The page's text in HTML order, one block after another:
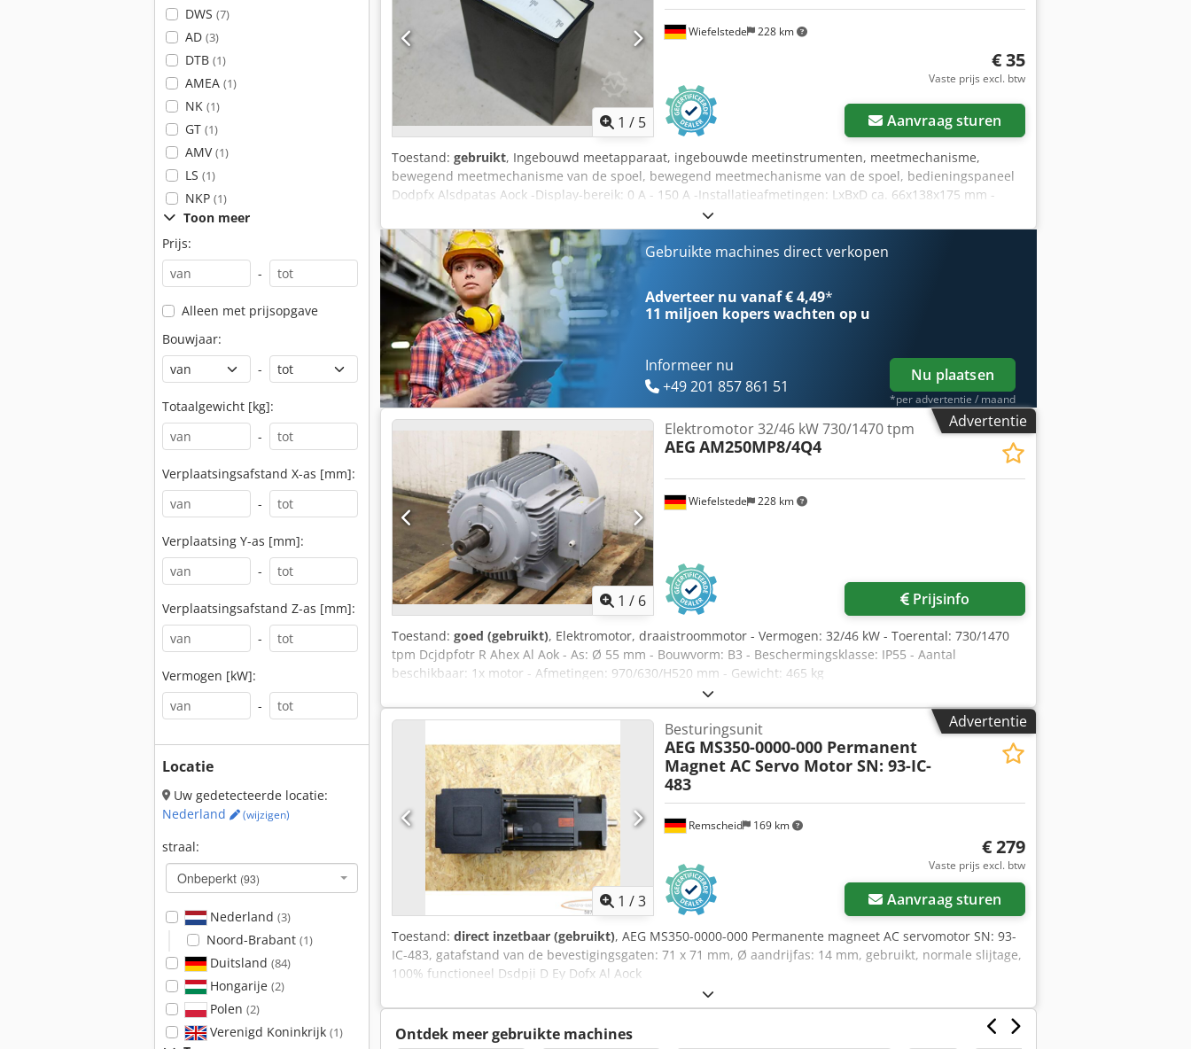
DWS (7)
AD (3)
DTB (1)
AMEA (1)
NK (1)
GT (1)
AMV(1)
LS (1)
NKP (1)
Toon meer
Prijs:
-
Alleen met prijsopgave
Bouwjaar:
-
Totaalgewicht [kg]:
-
Verplaatsingsafstand X-as [mm]:
-
Verplaatsing Y-as [mm]:
-
Verplaatsingsafstand Z-as [mm]:
-
Vermogen [kW]:
-
Locatie
Uw gedetecteerde locatie:
Nederland
(wijzigen)
straal:
Onbeperkt (93)
Nederland (3)
Noord-Brabant (1)
Duitsland (84)
Hongarije (2)
Polen (2)
Verenigd Koninkrijk (1)
1 / 5
Wiefelstede 228 km
€ 35
Vaste prijs excl. btw
Aanvraag sturen
Toestand: gebruikt, Ingebouwd meetapparaat, ingebouwde meetinstrumenten, meetmechanisme,
bewegend meetmechanisme van de spoel, bewegend meetmechanisme van de spoel, bedieningspaneel
Dodpfx Alsdpatas Aock -Display-bereik: 0 A - 150 A -Installatieafmetingen: LxBxD ca. 66x138x175 mm -
Aantal: 3x beschikbaar -Prijs: per stuk -Maten: 72/144/H175 mm -gewicht: 1 kg
Gebruikte machines direct verkopen
Adverteer nu vanaf € 4,49*
11 miljoen koperswachten op u
Informeer nu
+49 201 857 861 51
Nu plaatsen
*per advertentie / maand
Advertentie
1 / 6
Wiefelstede 228 km
Elektromotor 32/46 kW 730/1470 tpm
AEG AM250MP8/4Q4
Prijsinfo
Toestand: goed (gebruikt), Elektromotor, draaistroommotor - Vermogen: 32/46 kW - Toerental: 730/1470
tpm Dcjdpfotr R Ahex Al Aok - As: Ø 55 mm - Bouwvorm: B3 - Beschermingsklasse: IP55 - Aantal
beschikbaar: 1x motor - Afmetingen: 970/630/H520 mm - Gewicht: 465 kg
Advertentie
1 /3
Remscheid 169 km
Besturingsunit
AEG MS350-0000-000 Permanent
Magnet AC Servo Motor SN: 93-IC-
483
€ 279
Vaste prijs excl. btw
Aanvraag sturen
Toestand: direct inzetbaar (gebruikt), AEG MS350-0000-000 Permanente magneet AC servomotor SN: 93-
IC-483, gatafstand van de bevestigingsgaten: 71 x 71 mm, Ø aandrijfas: 14 mm, gebruikt, normale slijtage,
100% functioneel Dsdpji D Ey Dofx Al Aock
Ontdek meer gebruikte machines